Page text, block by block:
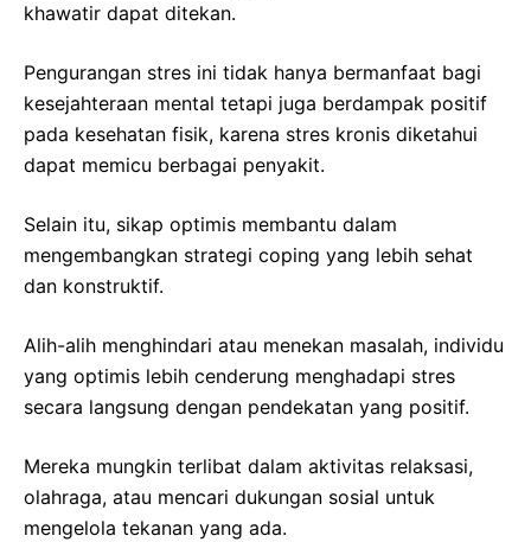
khawatir dapat ditekan.
Pengurangan stres ini tidak hanya bermanfaat bagi
kesejahteraan mental tetapi juga berdampak positif
pada kesehatan fisik, karena stres kronis diketahui
dapat memicu berbagai penyakit.
Selain itu, sikap optimis membantu dalam
mengembangkan strategi coping yang lebih sehat
dan konstruktif.
Alih-alih menghindari atau menekan masalah, individu
yang optimis lebih cenderung menghadapi stres
secara langsung dengan pendekatan yang positif.
Mereka mungkin terlibat dalam aktivitas relaksasi,
olahraga, atau mencari dukungan sosial untuk
mengelola tekanan yang ada.